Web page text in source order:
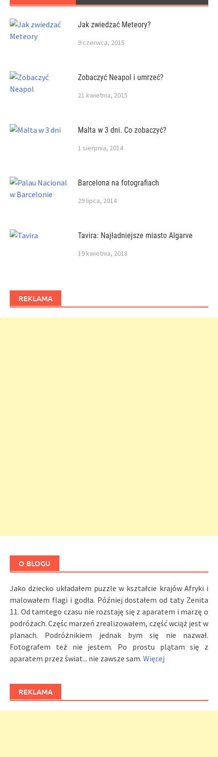
Jak zwiedzać Meteory?
9 czerwca, 2015
Zobaczyć Neapol i umrzeć?
21 kwietnia, 2015
Malta w 3 dni. Co zobaczyć?
1 sierpnia, 2014
Barcelona na fotografiach
29 lipca, 2014
Tavira: Najładniejsze miasto Algarve
19 kwietnia, 2018
REKLAMA
O BLOGU
Jako dziecko układałem puzzle w kształcie krajów Afryki i
malowałem flagi i godła. Później dostałem od taty Zenita
11. Od tamtego czasu nie rozstaję się z aparatem i marzę o
podróżach. Częśc marzeń zrealizowałem, część wciąż jest w
planach. Podróżnikiem jednak bym się nie nazwał.
Fotografem też nie jestem. Po prostu plątam się z
aparatem przez świat... nie zawsze sam. Więcej
REKLAMA